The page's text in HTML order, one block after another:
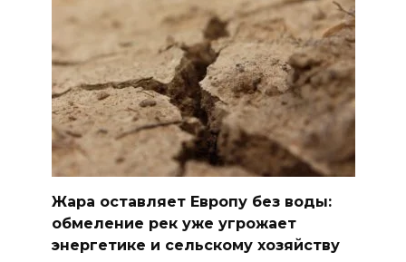
Жара оставляет Европу без воды:
обмеление рек уже угрожает
энергетике и сельскому хозяйству